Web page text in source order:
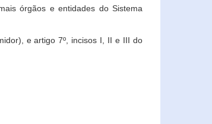
órgãos e entidades do Sistema
e artigo 7º, incisos I, II e III do